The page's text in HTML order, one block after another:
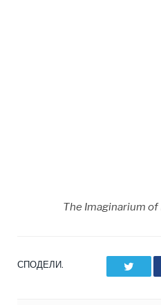
The Imaginarium
СПОДЕЛИ.